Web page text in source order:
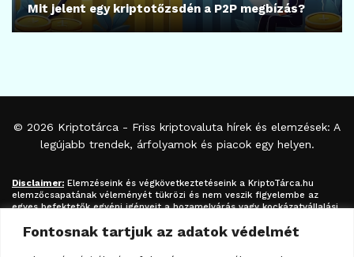
Fontosnak tartjuk az adatok védelmét
Mit jelent egy kriptotőzsdén a P2P megbízás?
© 2026 Kriptotárca - Friss kriptovaluta hírek és elemzések: A
legújabb trendek, árfolyamok és piacok egy helyen.
Disclaimer: Elemzéseink és végkövetkeztetéseink a KriptoTárca.hu
elemzőcsapatának véleményét tükrözi és nem veszik figyelembe az
egyes befektetők egyéni igényeit a hozamelvárás vagy kockázatvállalási
befektetési tanácsadásnak, befektetési ajánlásnak, értékpapír /
kriptovaluta / token / ICO / cloud mining stb. jegyzésére / vételére /
eladására vonatkozó felhívásnak azok kizárólag tájékoztatásul